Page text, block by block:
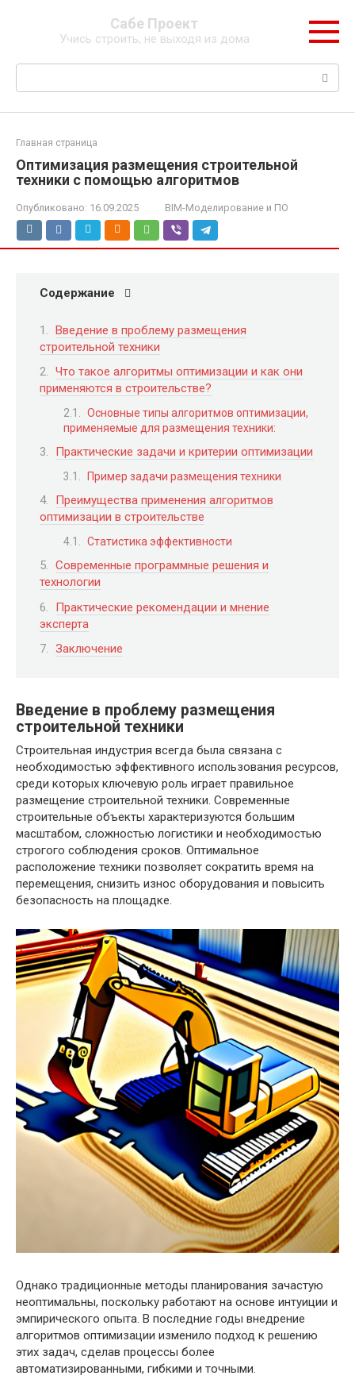
Сабе Проект
Учись строить, не выходя из дома
Поиск:
Главная страница
Оптимизация размещения строительной
техники с помощью алгоритмов
Опубликовано: 16.09.2025 BIM-Моделирование и ПО
Содержание
Введение в проблему размещения
строительной техники
Что такое алгоритмы оптимизации и как они
применяются в строительстве?
Основные типы алгоритмов оптимизации,
применяемые для размещения техники:
Практические задачи и критерии оптимизации
Пример задачи размещения техники
Преимущества применения алгоритмов
оптимизации в строительстве
Статистика эффективности
Современные программные решения и
технологии
Практические рекомендации и мнение
эксперта
Заключение
Введение в проблему размещения
строительной техники
Строительная индустрия всегда была связана с
необходимостью эффективного использования ресурсов,
среди которых ключевую роль играет правильное
размещение строительной техники. Современные
строительные объекты характеризуются большим
масштабом, сложностью логистики и необходимостью
строгого соблюдения сроков. Оптимальное
расположение техники позволяет сократить время на
перемещения, снизить износ оборудования и повысить
безопасность на площадке.
Однако традиционные методы планирования зачастую
неоптимальны, поскольку работают на основе интуиции и
эмпирического опыта. В последние годы внедрение
алгоритмов оптимизации изменило подход к решению
этих задач, сделав процессы более
автоматизированными, гибкими и точными.